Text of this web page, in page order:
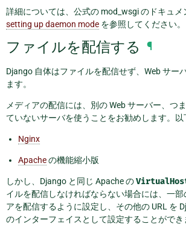
詳細については、公式の mod_wsgi のドキュメ
setting up daemon mode を参照してください。
ファイルを配信する ¶
Django 自体はファイルを配信せず、Web サー
ます。
メディアの配信には、別の Web サーバー、つ
ていないサーバを使うことをお勧めします。
Nginx
Apacheの機能縮小版
しかし、Django と同じ Apache の
イルを配信しなければならない場合には、一部
アを配信するように設定し、その他の URL を
のインターフェイスとして設定することができ